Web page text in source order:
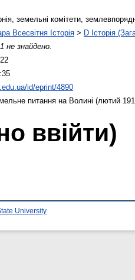
земельні комітети,
Всесвітня Історія > D Історія
не знайдено.
id/eprint/4890
питання на Волині (лютий
ввійти)
University